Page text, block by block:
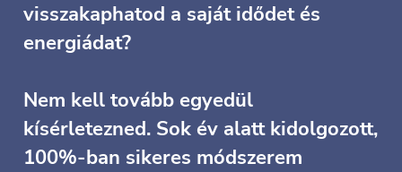
visszakaphatod a saját idődet és
energiádat?
Nem kell tovább egyedül
kísérletezned. Sok év alatt kidolgozott,
100%-ban sikeres módszerem